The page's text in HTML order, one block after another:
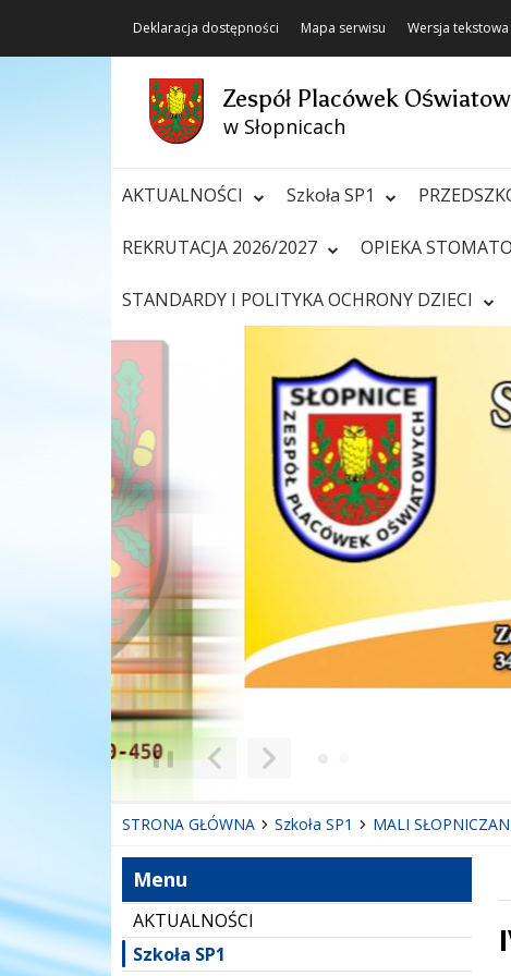
Deklaracja dostępności Mapa serwisu Wersja tekstowa
Zespół Placówek
w Słopnicach
AKTUALNOŚCI Szkoła SP1
REKRUTACJA 2026/2027 OPIEKA
STANDARDY I POLITYKA OCHRONY DZIECI
Poprzedni Element
Następny Element
❚❚
STRONA GŁÓWNA Szkoła SP1 MALI
Menu
AKTUALNOŚCI
Szkoła SP1